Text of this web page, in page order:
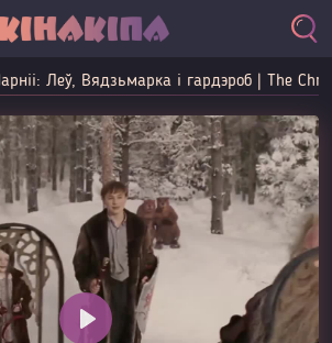
Леў, Вядзьмарка і гардэроб | The